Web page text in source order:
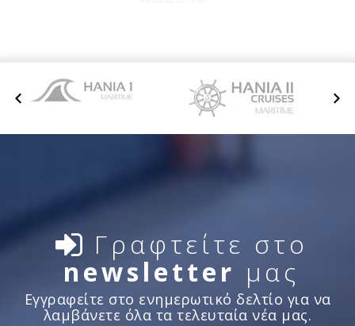
Γραφτείτε στο
newsletter μας
Εγγραφείτε στο ενημερωτικό δελτίο για να
λαμβάνετε όλα τα τελευταία νέα μας.